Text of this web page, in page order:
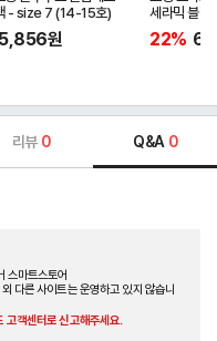
- size 7 (14-15호)
원
세라믹 블
22%
리뷰 0 Q&A 0
스마트스토어
다른 사이트는 운영하고 있지 않습니
고객센터로 신고해주세요.